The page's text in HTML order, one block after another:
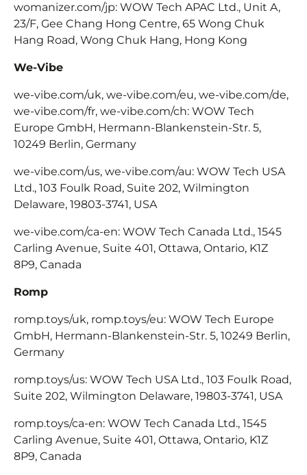
womanizer.com/jp: WOW Tech APAC Ltd., Unit A,
23/F, Gee Chang Hong Centre, 65 Wong Chuk
Hang Road, Wong Chuk Hang, Hong Kong
We-Vibe
we-vibe.com/uk, we-vibe.com/eu, we-vibe.com/de,
we-vibe.com/fr, we-vibe.com/ch: WOW Tech
Europe GmbH, Hermann-Blankenstein-Str. 5,
10249 Berlin, Germany
we-vibe.com/us, we-vibe.com/au: WOW Tech USA
Ltd., 103 Foulk Road, Suite 202, Wilmington
Delaware, 19803-3741, USA
we-vibe.com/ca-en: WOW Tech Canada Ltd., 1545
Carling Avenue, Suite 401, Ottawa, Ontario, K1Z
8P9, Canada
Romp
romp.toys/uk, romp.toys/eu: WOW Tech Europe
GmbH, Hermann-Blankenstein-Str. 5, 10249 Berlin,
Germany
romp.toys/us: WOW Tech USA Ltd., 103 Foulk Road,
Suite 202, Wilmington Delaware, 19803-3741, USA
romp.toys/ca-en: WOW Tech Canada Ltd., 1545
Carling Avenue, Suite 401, Ottawa, Ontario, K1Z
8P9, Canada